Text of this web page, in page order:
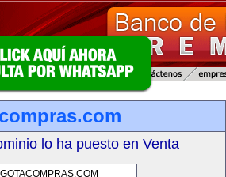
lo ha puesto en Venta